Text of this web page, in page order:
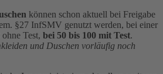
können schon aktuell bei Freigabe
§27 InfSMV genutzt werden, bei einer
Test, bei 50 bis 100 mit Test.
und Duschen vorläufig noch